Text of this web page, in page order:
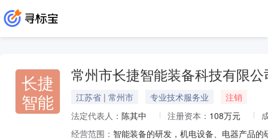
长捷
智能
常州市长捷智能装备科技有限公
江苏省 | 常州市 专业技术服务业
注销
法定代表人： 陈其中 注册资本： 108万元
经营范围：